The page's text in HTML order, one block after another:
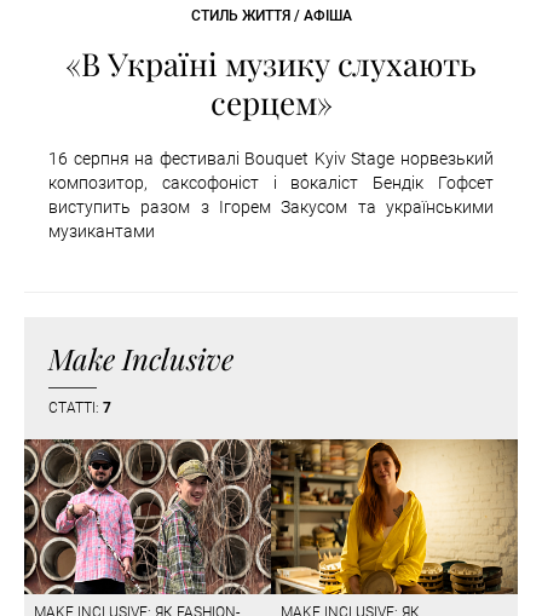
СТИЛЬ ЖИТТЯ / АФІША
«В Україні музику слухають
серцем»
16 серпня на фестивалі Bouquet Kyiv Stage норвезький
композитор, саксофоніст і вокаліст Бендік Гофсет
виступить разом з Ігорем Закусом та українськими
музикантами
Make Inclusive
СТАТТІ: 7
MAKE INCLUSIVE: ЯК FASHION- MAKE INCLUSIVE: ЯК